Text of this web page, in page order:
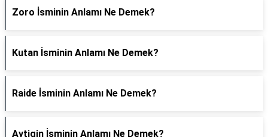
Zoro İsminin Anlamı Ne Demek?
Kutan İsminin Anlamı Ne Demek?
Raide İsminin Anlamı Ne Demek?
Aytigin İsminin Anlamı Ne Demek?